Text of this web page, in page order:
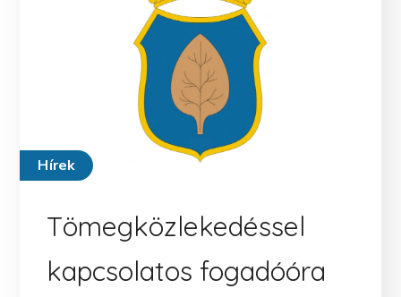
Hírek
Tömegközlekedéssel
kapcsolatos fogadóóra